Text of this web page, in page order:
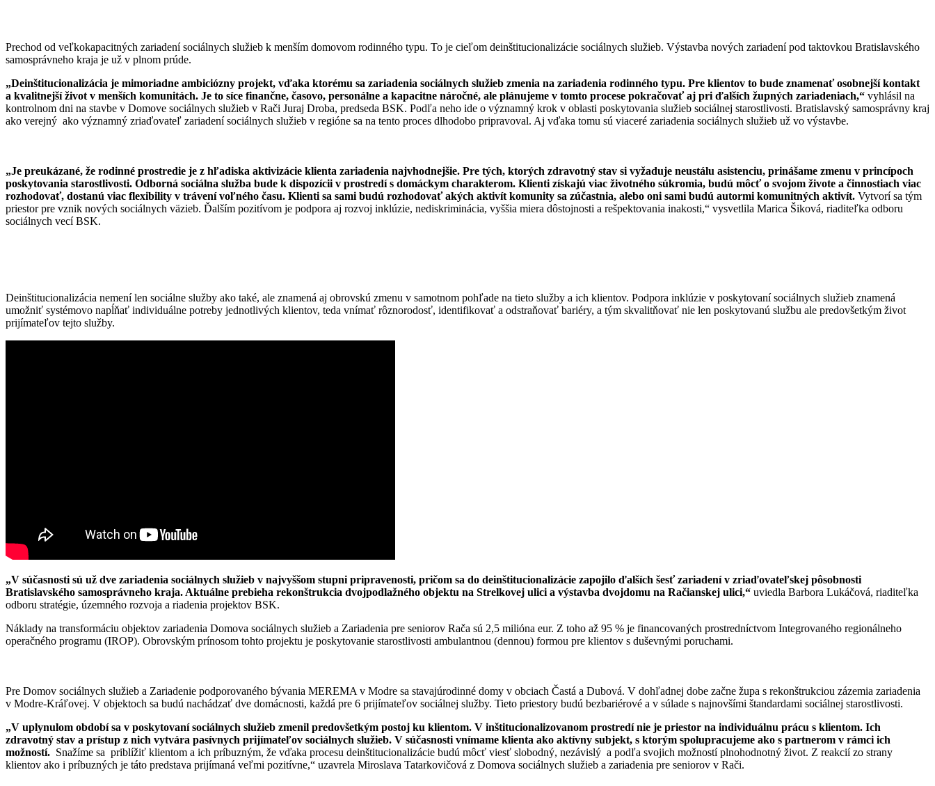
Prechod od veľkokapacitných zariadení sociálnych služieb k menším domovom rodinného typu. To je cieľom deinštitucionalizácie sociálnych služieb. Výstavba nových zariadení pod taktovkou Bratislavského
samosprávneho kraja je už v plnom prúde.
„Deinštitucionalizácia je mimoriadne ambiciózny projekt, vďaka ktorému sa zariadenia sociálnych služieb zmenia na zariadenia rodinného typu. Pre klientov to bude znamenať osobnejší kontakt
a kvalitnejší život v menších komunitách. Je to síce finančne, časovo, personálne a kapacitne náročné, ale plánujeme v tomto procese pokračovať aj pri ďalších župných zariadeniach,“ vyhlásil na
kontrolnom dni na stavbe v Domove sociálnych služieb v Rači Juraj Droba, predseda BSK. Podľa neho ide o významný krok v oblasti poskytovania služieb sociálnej starostlivosti. Bratislavský samosprávny kraj
ako verejný ako významný zriaďovateľ zariadení sociálnych služieb v regióne sa na tento proces dlhodobo pripravoval. Aj vďaka tomu sú viaceré zariadenia sociálnych služieb už vo výstavbe.
„Je preukázané, že rodinné prostredie je z hľadiska aktivizácie klienta zariadenia najvhodnejšie. Pre tých, ktorých zdravotný stav si vyžaduje neustálu asistenciu, prinášame zmenu v princípoch
poskytovania starostlivosti. Odborná sociálna služba bude k dispozícii v prostredí s domáckym charakterom. Klienti získajú viac životného súkromia, budú môcť o svojom živote a činnostiach viac
rozhodovať, dostanú viac flexibility v trávení voľného času. Klienti sa sami budú rozhodovať akých aktivít komunity sa zúčastnia, alebo oni sami budú autormi komunitných aktivít. Vytvorí sa tým
priestor pre vznik nových sociálnych väzieb. Ďalším pozitívom je podpora aj rozvoj inklúzie, nediskriminácia, vyššia miera dôstojnosti a rešpektovania inakosti,“ vysvetlila Marica Šiková, riaditeľka odboru
sociálnych vecí BSK.
Deinštitucionalizácia nemení len sociálne služby ako také, ale znamená aj obrovskú zmenu v samotnom pohľade na tieto služby a ich klientov. Podpora inklúzie v poskytovaní sociálnych služieb znamená
umožniť systémovo napĺňať individuálne potreby jednotlivých klientov, teda vnímať rôznorodosť, identifikovať a odstraňovať bariéry, a tým skvalitňovať nie len poskytovanú službu ale predovšetkým život
prijímateľov tejto služby.
„V súčasnosti sú už dve zariadenia sociálnych služieb v najvyššom stupni pripravenosti, pričom sa do deinštitucionalizácie zapojilo ďalších šesť zariadení v zriaďovateľskej pôsobnosti
Bratislavského samosprávneho kraja. Aktuálne prebieha rekonštrukcia dvojpodlažného objektu na Strelkovej ulici a výstavba dvojdomu na Račianskej ulici,“ uviedla Barbora Lukáčová, riaditeľka
odboru stratégie, územného rozvoja a riadenia projektov BSK.
Náklady na transformáciu objektov zariadenia Domova sociálnych služieb a Zariadenia pre seniorov Rača sú 2,5 milióna eur. Z toho až 95 % je financovaných prostredníctvom Integrovaného regionálneho
operačného programu (IROP). Obrovským prínosom tohto projektu je poskytovanie starostlivosti ambulantnou (dennou) formou pre klientov s duševnými poruchami.
Pre Domov sociálnych služieb a Zariadenie podporovaného bývania MEREMA v Modre sa stavajúrodinné domy v obciach Častá a Dubová. V dohľadnej dobe začne župa s rekonštrukciou zázemia zariadenia
v Modre-Kráľovej. V objektoch sa budú nachádzať dve domácnosti, každá pre 6 prijímateľov sociálnej služby. Tieto priestory budú bezbariérové a v súlade s najnovšími štandardami sociálnej starostlivosti.
„V uplynulom období sa v poskytovaní sociálnych služieb zmenil predovšetkým postoj ku klientom. V inštitucionalizovanom prostredí nie je priestor na individuálnu prácu s klientom. Ich
zdravotný stav a prístup z nich vytvára pasívnych prijímateľov sociálnych služieb. V súčasnosti vnímame klienta ako aktívny subjekt, s ktorým spolupracujeme ako s partnerom v rámci ich
možností. Snažíme sa priblížiť klientom a ich príbuzným, že vďaka procesu deinštitucionalizácie budú môcť viesť slobodný, nezávislý a podľa svojich možností plnohodnotný život. Z reakcií zo strany
klientov ako i príbuzných je táto predstava prijímaná veľmi pozitívne,“ uzavrela Miroslava Tatarkovičová z Domova sociálnych služieb a zariadenia pre seniorov v Rači.